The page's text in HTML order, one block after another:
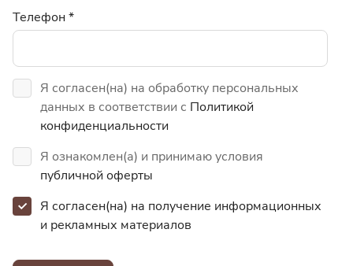
Телефон*
Я согласен(на) на обработку персональных
данных в соответствии с Политикой
конфиденциальности
Я ознакомлен(а) и принимаю условия
публичной оферты
Я согласен(на) на получение информационных
и рекламных материалов